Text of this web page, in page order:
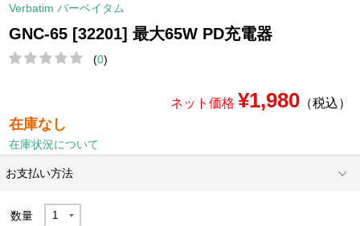
Verbatim バーベイタム
GNC-65 [32201] 最大65W PD充電器
(0)
ネット価格 ¥1,980（税込）
在庫なし
在庫状況について
お支払い方法
数量